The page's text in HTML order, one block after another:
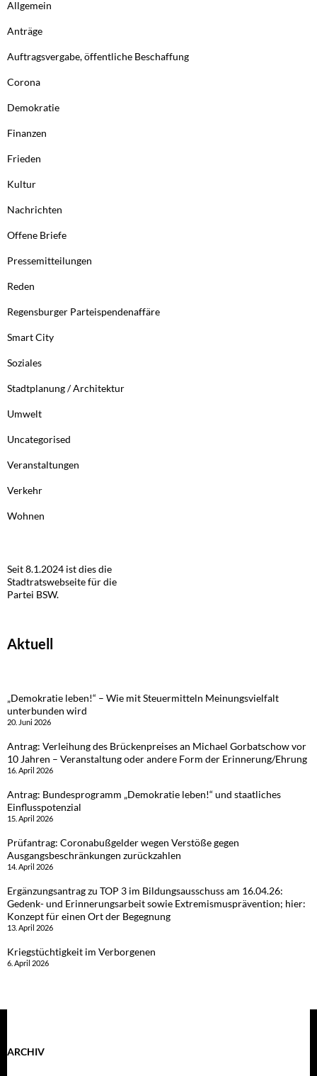
Allgemein
Anträge
Auftragsvergabe, öffentliche Beschaffung
Corona
Demokratie
Finanzen
Frieden
Kultur
Nachrichten
Offene Briefe
Pressemitteilungen
Reden
Regensburger Parteispendenaffäre
Smart City
Soziales
Stadtplanung / Architektur
Umwelt
Uncategorised
Veranstaltungen
Verkehr
Wohnen
Seit 8.1.2024 ist dies die
Stadtratswebseite für die
Partei BSW.
Aktuell
„Demokratie leben!“ – Wie mit Steuermitteln Meinungsvielfalt
unterbunden wird
20. Juni 2026
Antrag: Verleihung des Brückenpreises an Michael Gorbatschow vor
10 Jahren – Veranstaltung oder andere Form der Erinnerung/Ehrung
16. April 2026
Antrag: Bundesprogramm „Demokratie leben!“ und staatliches
Einflusspotenzial
15. April 2026
Prüfantrag: Coronabußgelder wegen Verstöße gegen
Ausgangsbeschränkungen zurückzahlen
14. April 2026
Ergänzungsantrag zu TOP 3 im Bildungsausschuss am 16.04.26:
Gedenk- und Erinnerungsarbeit sowie Extremismusprävention; hier:
Konzept für einen Ort der Begegnung
13. April 2026
Kriegstüchtigkeit im Verborgenen
6. April 2026
ARCHIV